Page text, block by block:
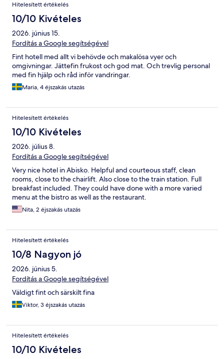
Hitelesített értékelés
10/10 Kivételes
2026. június 15.
Fordítás a Google segítségével
Fint hotell med allt vi behövde och makalösa vyer och
omgivningar. Jättefin frukost och god mat. Och trevlig personal
med fin hjälp och råd inför vandringar.
Maria, 4 éjszakás utazás
Hitelesített értékelés
10/10 Kivételes
2026. július 8.
Fordítás a Google segítségével
Very nice hotel in Abisko. Helpful and courteous staff, clean
rooms, close to the chairlift. Also close to the train station. Full
breakfast included. They could have done with a more varied
menu at the bistro as well as the restaurant.
Nita, 2 éjszakás utazás
Hitelesített értékelés
10/8 Nagyon jó
2026. június 5.
Fordítás a Google segítségével
Väldigt fint och särskilt fina
Viktor, 3 éjszakás utazás
Hitelesített értékelés
10/10 Kivételes